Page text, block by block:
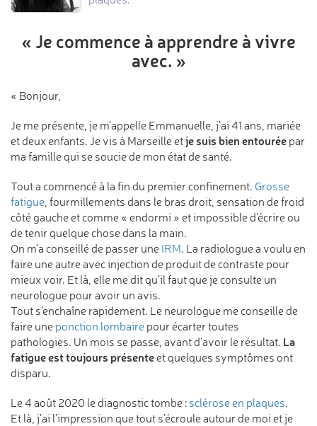
« Je commence à apprendre à vivre
avec. »
« Bonjour,
Je me présente, je m’appelle Emmanuelle, j’ai 41 ans, mariée
et deux enfants. Je vis à Marseille etje suis bien entourée par
ma famille qui se soucie de mon état de santé.
Tout a commencé à la fin du premier confinement. Grosse
fatigue, fourmillements dans le bras droit, sensation de froid
côté gauche et comme « endormi » et impossible d’écrire ou
de tenir quelque chose dans la main.
On m’a conseillé de passer une IRM. La radiologue a voulu en
faire une autre avec injection de produit de contraste pour
mieux voir. Et là, elle me dit qu’il faut que je consulte un
neurologue pour avoir un avis.
Tout s’enchaîne rapidement. Le neurologue me conseille de
faire une ponction lombaire pour écarter toutes
pathologies. Un mois se passe, avant d’avoir le résultat. La
fatigue est toujours présenteet quelques symptômes ont
disparu.
Le 4 août 2020 le diagnostic tombe : sclérose en plaques.
Et là, j’ai l’impression que tout s’écroule autour de moi et je